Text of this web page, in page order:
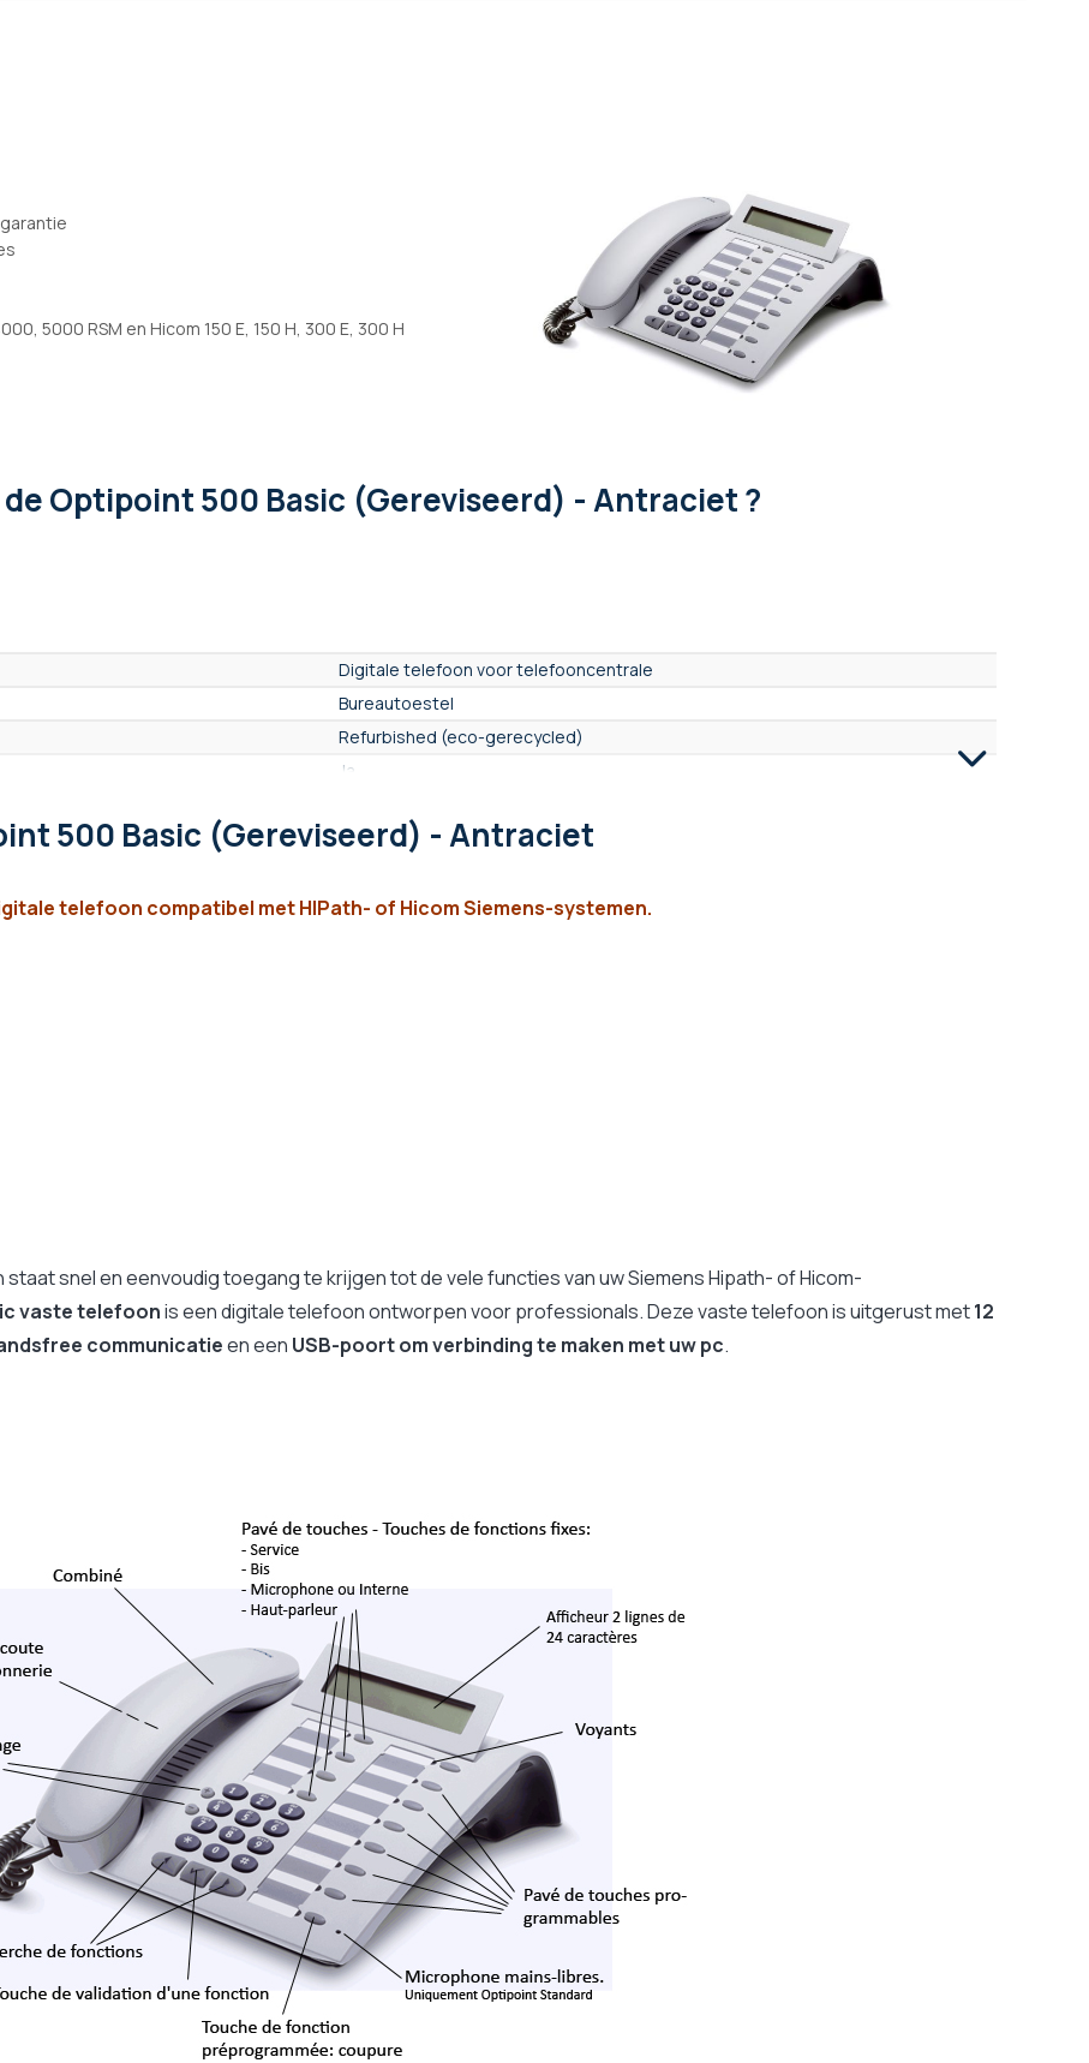
5000 RSM en Hicom 150 E, 150 H, 300 E, 300 H
Optipoint 500 Basic (Gereviseerd) - Antraciet ?
Digitale telefoon voor telefooncentrale
Bureautoestel
Refurbished (eco-gerecycled)
Ja
Nee
N.B
NC
NC
Neen
500 Basic (Gereviseerd) - Antraciet
telefoon compatibel met HIPath- of Hicom Siemens-systemen.
staat snel en eenvoudig toegang te krijgen tot de vele functies van uw Siemens Hipath- of Hicom-
vaste telefoonis een digitale telefoon ontworpen voor professionals. Deze vaste telefoon is uitgerust met12
communicatieen een USB-poort om verbinding te maken met uw pc.